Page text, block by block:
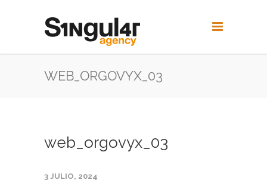
WEB_ORGOVYX_03
web_orgovyx_03
3 JULIO, 2024